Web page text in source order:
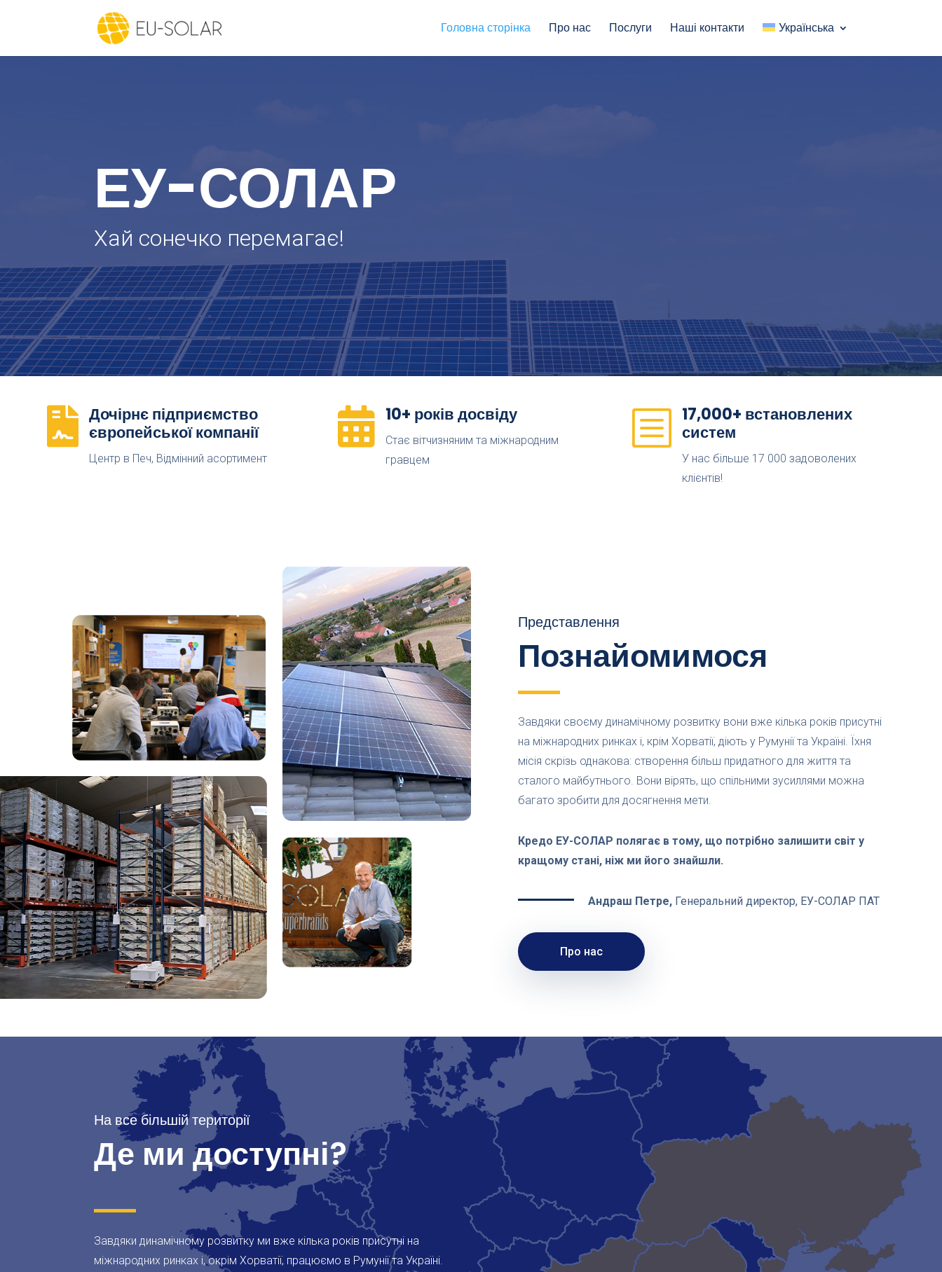
Головна сторінка Про нас Послуги Наші контакти Українська
ЕУ-СОЛАР
Хай сонечко перемагає!
 Дочірнє підприємство
європейської компанії
Центр в Печ, Відмінний асортимент
 10+ років досвіду
Стає вітчизняним та міжнародним
гравцем
b
17,000+ встановлених
систем
У нас більше 17 000 задоволених
клієнтів!
Представлення
Познайомимося
Завдяки своєму динамічному розвитку вони вже кілька років присутні
на міжнародних ринках і, крім Хорватії, діють у Румунії та Україні. Їхня
місія скрізь однакова: створення більш придатного для життя та
сталого майбутнього. Вони вірять, що спільними зусиллями можна
багато зробити для досягнення мети.
Кредо ЕУ-СОЛАР полягає в тому, що потрібно залишити світ у
кращому стані, ніж ми його знайшли.
Андраш Петре, Генеральний директор, ЕУ-СОЛАР ПАТ
Про нас
На все більшій території
Де ми доступні?
Завдяки динамічному розвитку ми вже кілька років присутні на
міжнародних ринках і, окрім Хорватії, працюємо в Румунії та Україні.